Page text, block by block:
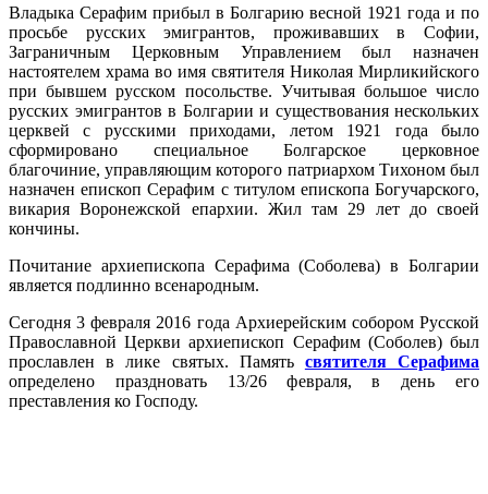
Владыка Серафим прибыл в Болгарию весной 1921 года и по
просьбе русских эмигрантов, проживавших в Софии,
Заграничным Церковным Управлением был назначен
настоятелем храма во имя святителя Николая Мирликийского
при бывшем русском посольстве. Учитывая большое число
русских эмигрантов в Болгарии и существования нескольких
церквей с русскими приходами, летом 1921 года было
сформировано специальное Болгарское церковное
благочиние, управляющим которого патриархом Тихоном был
назначен епископ Серафим с титулом епископа Богучарского,
викария Воронежской епархии. Жил там 29 лет до своей
кончины.
Почитание архиепископа Серафима (Соболева) в Болгарии
является подлинно всенародным.
Сегодня 3 февраля 2016 года Архиерейским собором Русской
Православной Церкви архиепископ Серафим (Соболев) был
прославлен в лике святых. Память святителя Серафима
определено праздновать 13/26 февраля, в день его
преставления ко Господу.